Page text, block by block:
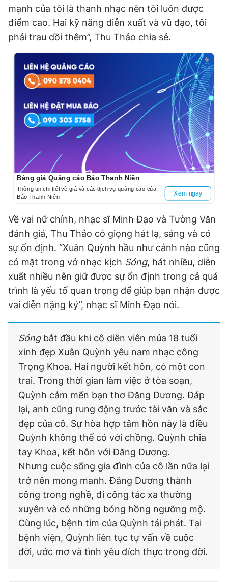
mạnh của tôi là thanh nhạc nên tôi luôn được
điểm cao. Hai kỹ năng diễn xuất và vũ đạo, tôi
phải trau dồi thêm”, Thu Thảo chia sẻ.
Bảng giá Quảng cáo Báo Thanh Niên
Thông tin chi tiết về giá và các dịch vụ quảng cáo của
Báo Thanh Niên
Xem ngay
Về vai nữ chính, nhạc sĩ Minh Đạo và Tường Văn
đánh giá, Thu Thảo có giọng hát lạ, sáng và có
sự ổn định. “Xuân Quỳnh hầu như cảnh nào cũng
có mặt trong vở nhạc kịch Sóng, hát nhiều, diễn
xuất nhiều nên giữ được sự ổn định trong cả quá
trình là yếu tố quan trọng để giúp bạn nhận được
vai diễn nặng ký”, nhạc sĩ Minh Đạo nói.
Sóngbắt đầu khi cô diễn viên múa 18 tuổi
xinh đẹp Xuân Quỳnh yêu nam nhạc công
Trọng Khoa. Hai người kết hôn, có một con
trai. Trong thời gian làm việc ở tòa soạn,
Quỳnh cảm mến bạn thơ Đăng Dương. Đáp
lại, anh cũng rung động trước tài văn và sắc
đẹp của cô. Sự hòa hợp tâm hồn này là điều
Quỳnh không thể có với chồng. Quỳnh chia
tay Khoa, kết hôn với Đăng Dương.
Nhưng cuộc sống gia đình của cô lần nữa lại
trở nên mong manh. Đăng Dương thành
công trong nghề, đi công tác xa thường
xuyên và có những bóng hồng ngưỡng mộ.
Cùng lúc, bệnh tim của Quỳnh tái phát. Tại
bệnh viện, Quỳnh liên tục tự vấn về cuộc
đời, ước mơ và tình yêu đích thực trong đời.